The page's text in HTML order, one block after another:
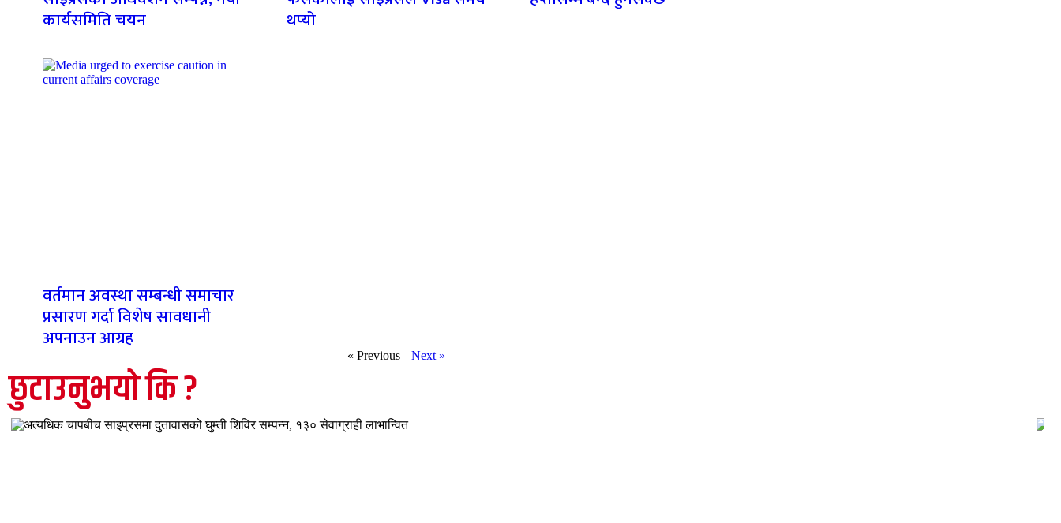
कार्यसमिति चयन थप्यो
वर्तमान अवस्था सम्बन्धी समाचार
प्रसारण गर्दा विशेष सावधानी
अपनाउन आग्रह
« Previous Next »
छुटाउनुभयो कि ?